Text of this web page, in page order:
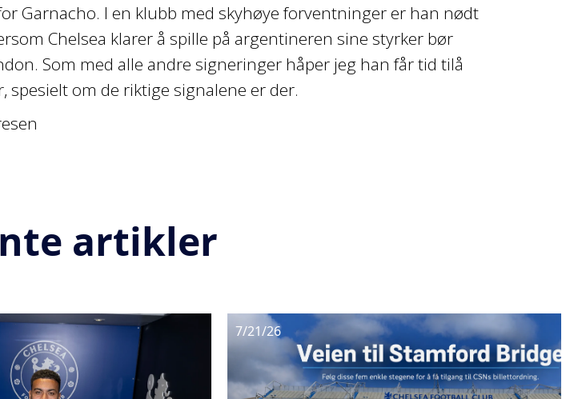
Garnacho. I en klubb med skyhøye forventninger er han nødt
Chelsea klarer å spille på argentineren sine styrker bør
Som med alle andre signeringer håper jeg han får tid tilå
spesielt om de riktige signalene er der.
artikler
7/21/26